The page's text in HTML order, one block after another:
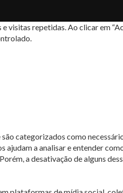
repetidas. Ao clicar em
categorizados como
a analisar e entender
a desativação de alguns